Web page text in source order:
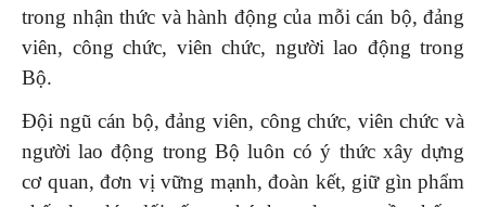
trong nhận thức và hành động của mỗi cán bộ, đảng
viên, công chức, viên chức, người lao động trong
Bộ.
Đội ngũ cán bộ, đảng viên, công chức, viên chức và
người lao động trong Bộ luôn có ý thức xây dựng
cơ quan, đơn vị vững mạnh, đoàn kết, giữ gìn phẩm